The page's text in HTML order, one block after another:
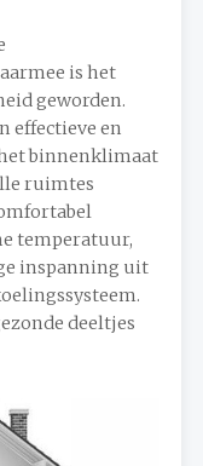
is het
geworden.
effectieve en
binnenklimaat
ruimtes
temperatuur,
inspanning uit
deeltjes